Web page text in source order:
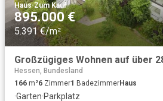
Haus·Zum Kauf
895.000 €
5.391 €/m²
Hessen, Bundesland
166 m²6 Zimmer1 BadezimmerHaus
·Garten·Parkplatz